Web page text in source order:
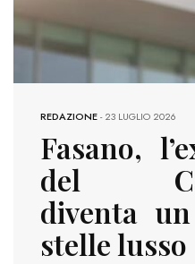
REDAZIONE-23 LUGLIO 2026
Fasano,
del
diventa
stelle lusso